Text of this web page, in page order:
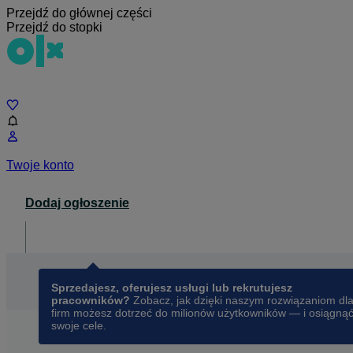
Przejdź do głównej części
Przejdź do stopki
Twoje konto
Dodaj ogłoszenie
Sprzedajesz, oferujesz usługi lub rekrutujesz
pracowników? Zobacz, jak dzięki naszym rozwiązaniom dla
firm możesz dotrzeć do milionów użytkowników — i osiągnąć
swoje cele.